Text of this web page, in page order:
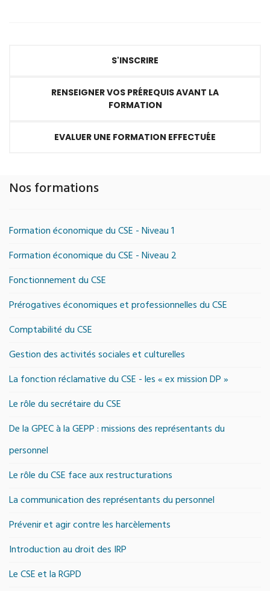
S'INSCRIRE
RENSEIGNER VOS PRÉREQUIS AVANT LA
FORMATION
EVALUER UNE FORMATION EFFECTUÉE
Nos formations
Formation économique du CSE - Niveau 1
Formation économique du CSE - Niveau 2
Fonctionnement du CSE
Prérogatives économiques et professionnelles du CSE
Comptabilité du CSE
Gestion des activités sociales et culturelles
La fonction réclamative du CSE - les « ex mission DP »
Le rôle du secrétaire du CSE
De la GPEC à la GEPP : missions des représentants du
personnel
Le rôle du CSE face aux restructurations
La communication des représentants du personnel
Prévenir et agir contre les harcèlements
Introduction au droit des IRP
Le CSE et la RGPD